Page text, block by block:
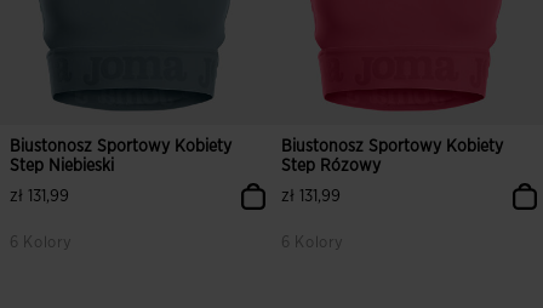
Biustonosz Sportowy Kobiety
Step Niebieski
zł 131,99
6 Kolory
Biustonosz Sportowy Kobiety
Step Rózowy
zł 131,99
6 Kolory